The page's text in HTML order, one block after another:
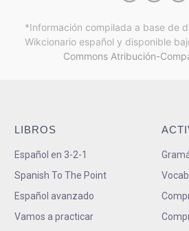
*Información compilada a base de
Wikcionario español y disponible
Commons Atribución-
LIBROS
Español en 3-2-1
Spanish To The Point
Español avanzado
Vamos a practicar